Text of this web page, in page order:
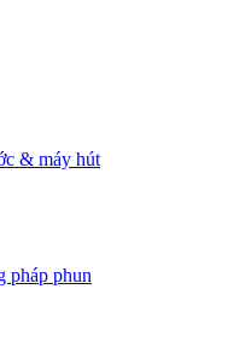
& máy hút
pháp phun